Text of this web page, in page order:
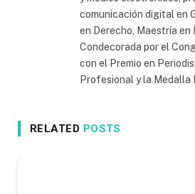
comunicación digital en
en Derecho, Maestría en
Condecorada por el
con el Premio en
Profesional y la Medalla
RELATED POSTS